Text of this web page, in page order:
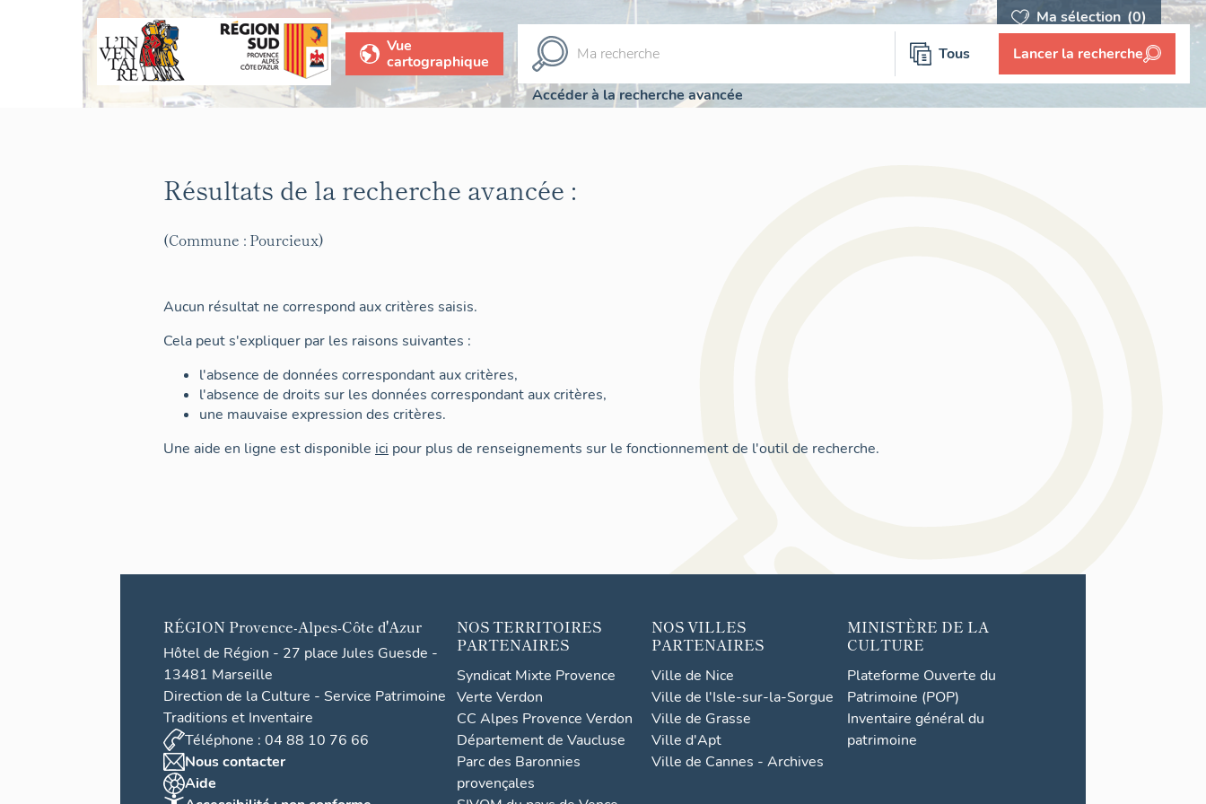
Ma sélection (0)
Vue
cartographique
Tous Lancer la recherche
Accéder à la recherche avancée
Résultats de la recherche avancée :
(Commune : Pourcieux)
Aucun résultat ne correspond aux critères saisis.
Cela peut s'expliquer par les raisons suivantes :
l'absence de données correspondant aux critères,
l'absence de droits sur les données correspondant aux critères,
une mauvaise expression des critères.
Une aide en ligne est disponible ici pour plus de renseignements sur le fonctionnement de l'outil de recherche.
RÉGION Provence-Alpes-Côte d'Azur
Hôtel de Région - 27 place Jules Guesde -
13481 Marseille
Direction de la Culture - Service Patrimoine
Traditions et Inventaire
Téléphone : 04 88 10 76 66
Nous contacter
Aide
NOS TERRITOIRES
PARTENAIRES
Syndicat Mixte Provence
Verte Verdon
CC Alpes Provence Verdon
Département de Vaucluse
Parc des Baronnies
provençales
NOS VILLES
PARTENAIRES
Ville de Nice
Ville de l'Isle-sur-la-Sorgue
Ville de Grasse
Ville d'Apt
Ville de Cannes - Archives
MINISTÈRE DE LA
CULTURE
Plateforme Ouverte du
Patrimoine (POP)
Inventaire général du
patrimoine